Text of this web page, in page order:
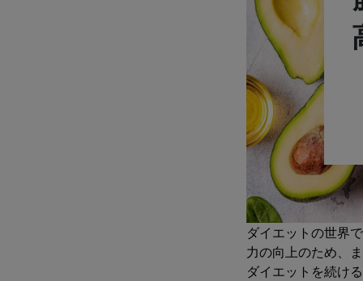
ダイエットの世界
力の向上のため、
ダイエットを続け